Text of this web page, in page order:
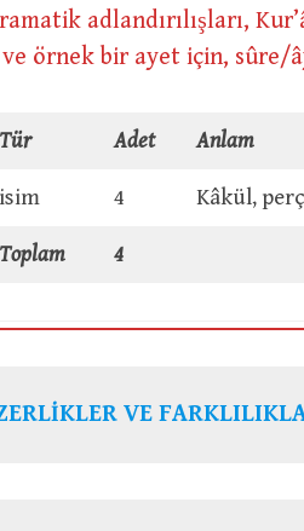
adlandırılışları,
örnek bir ayet için, sûre/
Tür Adet Anlam
isim 4 Kâkül,
Toplam 4
VE